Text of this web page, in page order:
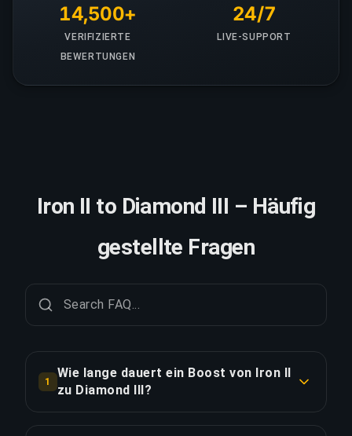
14,500+
VERIFIZIERTE
BEWERTUNGEN
24/7
LIVE-SUPPORT
Iron II to Diamond III – Häufig
gestellte Fragen
1
Wie lange dauert ein Boost von Iron II
zu Diamond III?